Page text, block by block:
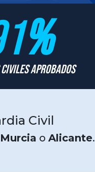
%
Aprobados
Civil
Murcia o Alicante.